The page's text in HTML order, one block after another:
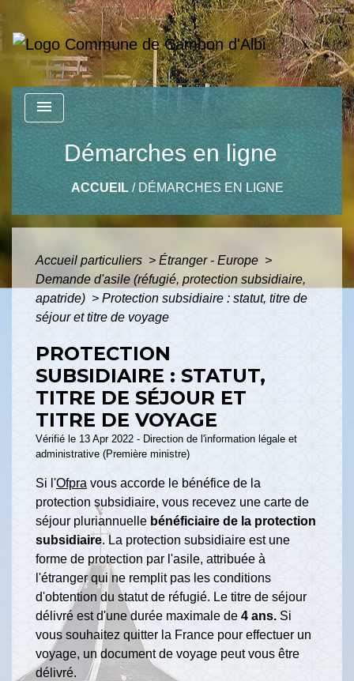
menu
Démarches en ligne
ACCUEIL/ DÉMARCHES EN LIGNE
Accueil particuliers > Étranger - Europe >
Demande d'asile (réfugié, protection subsidiaire,
apatride) > Protection subsidiaire : statut, titre de
séjour et titre de voyage
PROTECTION
SUBSIDIAIRE : STATUT,
TITRE DE SÉJOUR ET
TITRE DE VOYAGE
Vérifié le 13 Apr 2022 - Direction de l'information légale et
administrative (Première ministre)
Si l'Ofpra vous accorde le bénéfice de la
protection subsidiaire, vous recevez une carte de
séjour pluriannuelle bénéficiaire de la protection
subsidiaire. La protection subsidiaire est une
forme de protection par l'asile, attribuée à
l'étranger qui ne remplit pas les conditions
d'obtention du statut de réfugié. Le titre de séjour
délivré est d'une durée maximale de 4 ans. Si
vous souhaitez quitter la France pour effectuer un
voyage, un document de voyage peut vous être
délivré.